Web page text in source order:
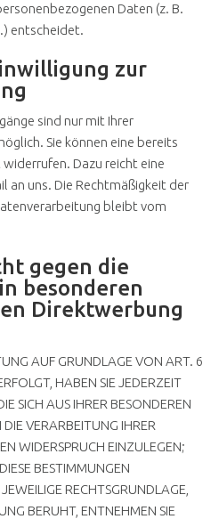
Daten (z. B.
entscheidet.
zur
sind nur mit Ihrer
Sie können eine bereits
Dazu reicht eine
an uns. Die Rechtmäßigkeit der
bleibt vom
gegen die
besonderen
Direktwerbung
AUF GRUNDLAGE VON ART. 6
HABEN SIE JEDERZEIT
SICH AUS IHRER BESONDEREN
VERARBEITUNG IHRER
WIDERSPRUCH EINZULEGEN;
BESTIMMUNGEN
RECHTSGRUNDLAGE,
BERUHT, ENTNEHMEN SIE